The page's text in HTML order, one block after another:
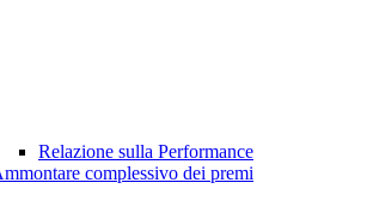
Relazione sulla Performance
complessivo dei premi